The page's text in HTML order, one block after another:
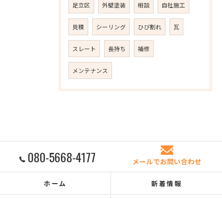
足立区 外壁塗装 相談 自社施工
見積 シーリング ひび割れ 瓦
スレート 長持ち 補修
メンテナンス
080-5668-4177 メールでお問い合わせ
ホーム 新着情報